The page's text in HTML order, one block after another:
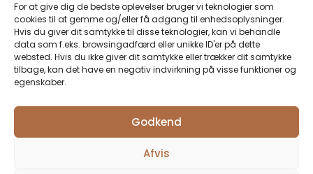
For at give dig de bedste oplevelser bruger vi teknologier som
cookies til at gemme og/eller få adgang til enhedsoplysninger.
Hvis du giver dit samtykke til disse teknologier, kan vi behandle
data som f.eks. browsingadfærd eller unikke ID'er på dette
websted. Hvis du ikke giver dit samtykke eller trækker dit samtykke
tilbage, kan det have en negativ indvirkning på visse funktioner og
egenskaber.
Godkend
Afvis
+45 2081 4825
kontakt@svampegaarden.dk
TRYG OG SIKKER
ALLE PRISER INKL.
Copyright © 2026 Svampegaarden I/S